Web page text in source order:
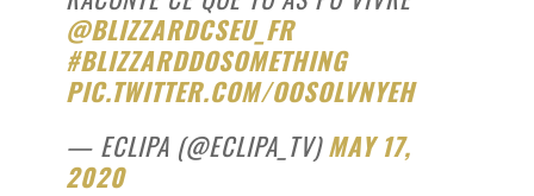
@BLIZZARDCSEU_FR
#BLIZZARDDOSOMETHING
PIC.TWITTER.COM/OOSOLVNYEH
— ECLIPA (@ECLIPA_TV)MAY 17,
2020